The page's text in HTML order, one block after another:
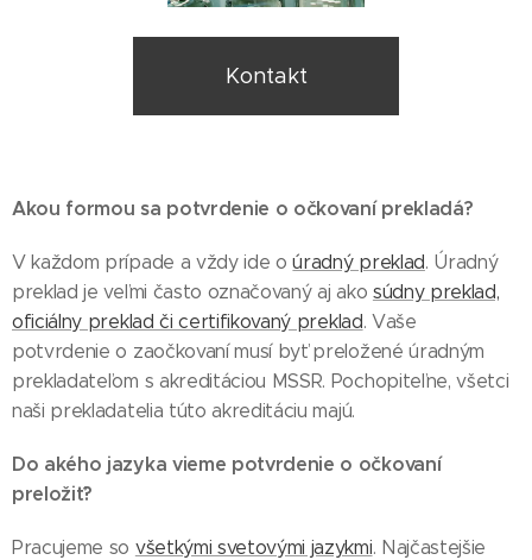
Kontakt
Akou formou sa potvrdenie o očkovaní prekladá?
V každom prípade a vždy ide oúradný preklad. Úradný
preklad je veľmi často označovaný aj ako súdny preklad,
oficiálny preklad či certifikovaný preklad. Vaše
potvrdenie o zaočkovaní musí byť preložené úradným
prekladateľom s akreditáciou MSSR. Pochopiteľne, všetci
naši prekladatelia túto akreditáciu majú.
Do akého jazyka vieme potvrdenie o očkovaní
preložiť?
Pracujeme so všetkými svetovými jazykmi. Najčastejšie